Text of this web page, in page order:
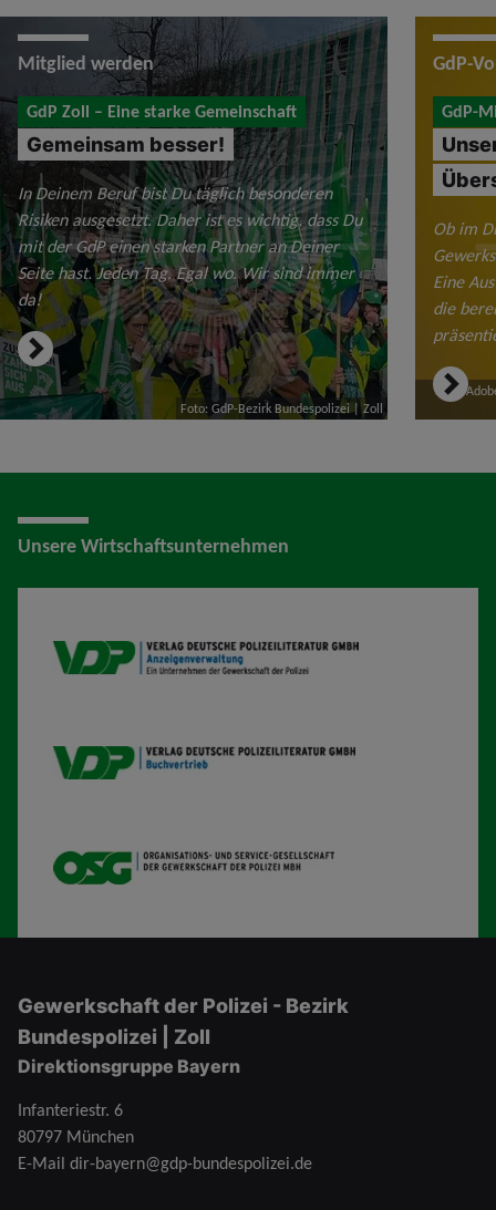
Foto: GdP-Bezirk Bundespolizei | Zoll
Mitglied werden
GdP Zoll – Eine starke Gemeinschaft
Gemeinsam besser!
In Deinem Beruf bist Du täglich besonderen
Risiken ausgesetzt. Daher ist es wichtig, dass Du
mit der GdP einen starken Partner an Deiner
Seite hast. Jeden Tag. Egal wo. Wir sind immer
da!
Foto:
GdP-
GdP-
Ob im
Eine
die
Unsere Wirtschaftsunternehmen
VDP AV
VDP B
OSG
Gewerkschaft der Polizei - Bezirk
Bundespolizei | Zoll
Direktionsgruppe Bayern
Infanteriestr. 6
80797 München
E-Mail dir-bayern@gdp-bundespolizei.de